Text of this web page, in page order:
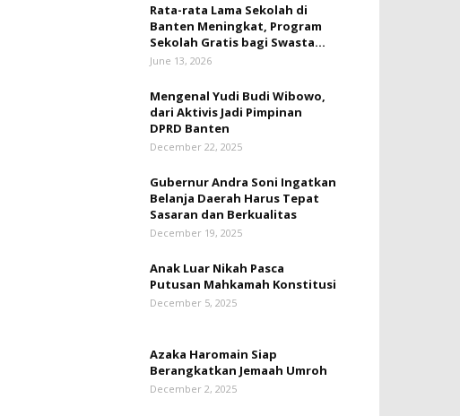
Rata-rata Lama Sekolah di
Banten Meningkat, ‎Program
Sekolah Gratis bagi Swasta...
June 13, 2026
Mengenal Yudi Budi Wibowo,
dari Aktivis Jadi Pimpinan
DPRD Banten
December 22, 2025
Gubernur Andra Soni Ingatkan
Belanja Daerah Harus Tepat
Sasaran dan Berkualitas
December 19, 2025
Anak Luar Nikah Pasca
Putusan Mahkamah Konstitusi
December 5, 2025
Azaka Haromain Siap
Berangkatkan Jemaah Umroh
December 2, 2025